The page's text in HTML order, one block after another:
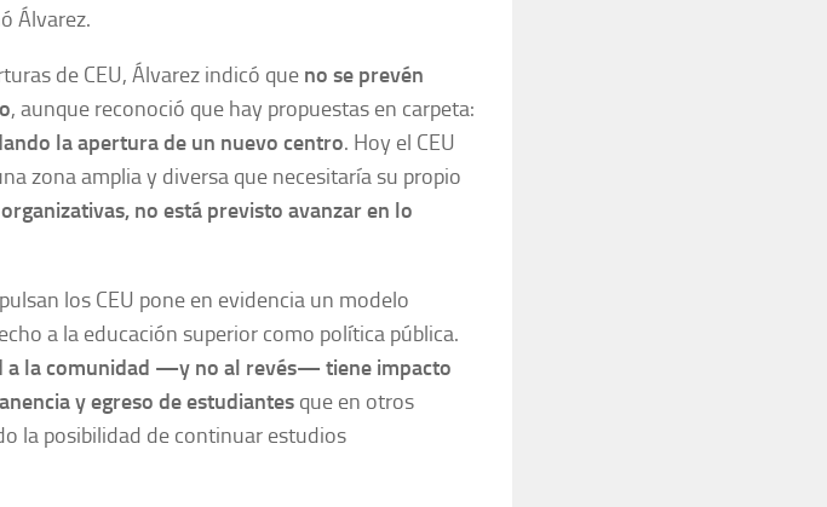
Álvarez.
de CEU, Álvarez indicó que no se prevén
, aunque reconoció que hay propuestas en carpeta:
la apertura de un nuevo centro. Hoy el CEU
zona amplia y diversa que necesitaría su propio
no está previsto avanzar en lo
los CEU pone en evidencia un modelo
a la educación superior como política pública.
a la comunidad —y no al revés— tiene impacto
y egreso de estudiantes que en otros
la posibilidad de continuar estudios